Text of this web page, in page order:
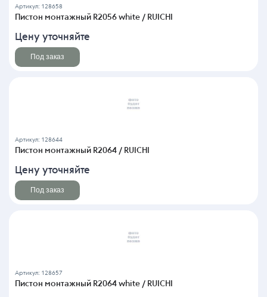
Артикул: 128658
Пистон монтажный R2056 white / RUICHI
Цену уточняйте
Под заказ
Артикул: 128644
Пистон монтажный R2064 / RUICHI
Цену уточняйте
Под заказ
Артикул: 128657
Пистон монтажный R2064 white / RUICHI